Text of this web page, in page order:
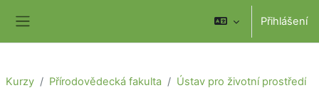
Přihlášení
Kurzy Přírodovědecká fakulta Ústav pro životní prostředí